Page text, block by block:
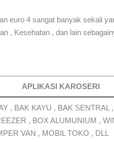
euro 4 sangat banyak sekali
, Kesehatan , dan lain
APLIKASI KAROSERI
, BAK KAYU , BAK SENTRAL
, BOX ALUMUNIUM ,
VAN , MOBIL TOKO , DLL